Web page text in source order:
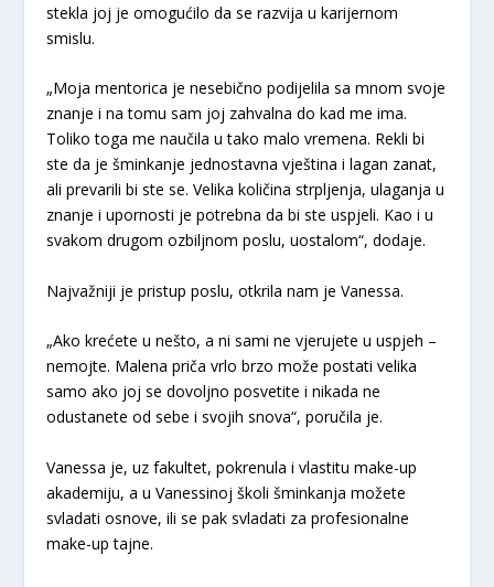
stekla joj je omogućilo da se razvija u karijernom
smislu.
„Moja mentorica je nesebično podijelila sa mnom svoje
znanje i na tomu sam joj zahvalna do kad me ima.
Toliko toga me naučila u tako malo vremena. Rekli bi
ste da je šminkanje jednostavna vještina i lagan zanat,
ali prevarili bi ste se. Velika količina strpljenja, ulaganja u
znanje i upornosti je potrebna da bi ste uspjeli. Kao i u
svakom drugom ozbiljnom poslu, uostalom“, dodaje.
Najvažniji je pristup poslu, otkrila nam je Vanessa.
„Ako krećete u nešto, a ni sami ne vjerujete u uspjeh –
nemojte. Malena priča vrlo brzo može postati velika
samo ako joj se dovoljno posvetite i nikada ne
odustanete od sebe i svojih snova“, poručila je.
Vanessa je, uz fakultet, pokrenula i vlastitu make-up
akademiju, a u Vanessinoj školi šminkanja možete
svladati osnove, ili se pak svladati za profesionalne
make-up tajne.